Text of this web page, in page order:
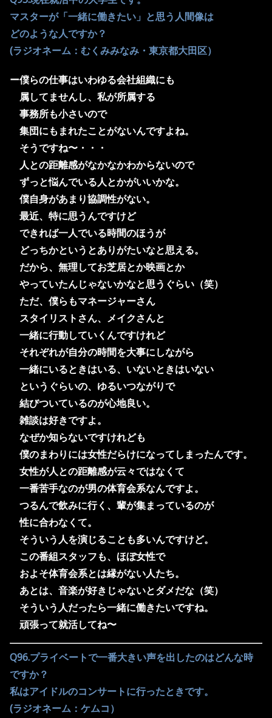
マスターが「一緒に働きたい」と思う人間像は
どのような人ですか？
(ラジオネーム：むくみみなみ・東京都大田区）
ー僕らの仕事はいわゆる会社組織にも
属してませんし、 私が所属する
事務所も小さいので
集団にもまれたことがないんですよね。
そうですね〜・・・
人との距離感がなかなかわからないので
ずっと悩んでいる人とかがいいかな。
僕自身があまり協調性がない。
最近、特に思うんですけど
できれば一人でいる時間のほうが
どっちかというとありがたいなと思える。
だから、無理してお芝居とか映画とか
やっていたんじゃないかなと思うぐらい（笑）
ただ、僕らもマネージャーさん
スタイリストさん、メイクさんと
一緒に行動していくんですけれど
それぞれが自分の時間を大事にしながら
一緒にいるときはいる、いないときはいない
というぐらいの、ゆるいつながりで
結びついているのが心地良い。
雑談は好きですよ。
なぜか知らないですけれども
僕のまわりには女性だらけになってしまったんです。
女性が人との距離感が云々ではなくて
一番苦手なのが男の体育会系なんですよ。
つるんで飲みに行く、輩が集まっているのが
性に合わなくて。
そういう人を演じることも多いんですけど。
この番組スタッフも、 ほぼ女性で
およそ体育会系とは縁がない人たち。
あとは、音楽が好きじゃないとダメだな（笑）
そういう人だったら一緒に働きたいですね。
頑張って就活してね〜
Q96.プライベートで一番大きい声を出したのはどんな時
ですか？
私はアイドルのコンサートに行ったときです。
(ラジオネーム：ケムコ）